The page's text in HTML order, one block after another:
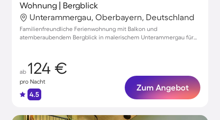
Wohnung | Bergblick
Unterammergau, Oberbayern, Deutschland
Familienfreundliche Ferienwohnung mit Balkon und
atemberaubendem Bergblick in malerischem Unterammergau für
ab 124 €
pro Nacht
4.5
Zum Angebot